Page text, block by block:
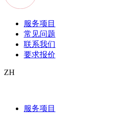
服务项目
常见问题
联系我们
要求报价
ZH
服务项目
Steuerunterlagen